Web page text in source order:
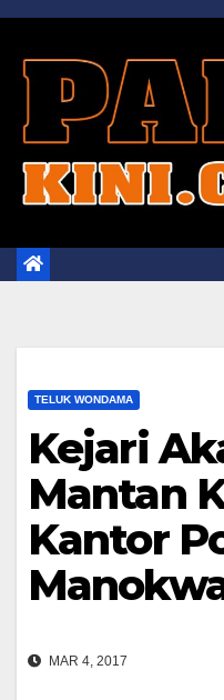
Skip
content
TELUK WONDAMA
Kejari
Mantan
Kantor
MAR 4, 2017